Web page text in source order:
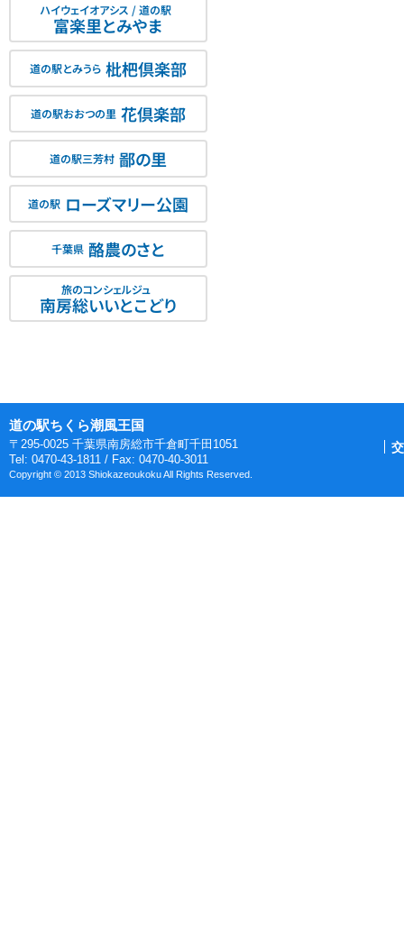
ハイウェイオアシス / 道の駅
富楽里とみやま
道の駅とみうら 枇杷倶楽部
道の駅おおつの里 花倶楽部
道の駅三芳村 鄙の里
道の駅 ローズマリー公園
千葉県 酪農のさと
旅のコンシェルジュ
南房総いいとこどり
道の駅ちくら潮風王国
〒295-0025 千葉県南房総市千倉町千田1051
Tel: 0470-43-1811 / Fax: 0470-40-3011
Copyright © 2013 Shiokazeoukoku All Rights Reserved.